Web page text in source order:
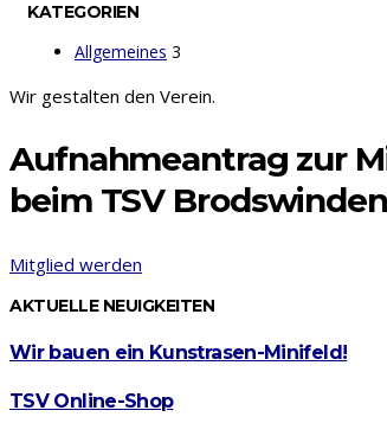
KATEGORIEN
Allgemeines 3
Wir gestalten den Verein.
Aufnahmeantrag zur
beim TSV Brodswinden
Mitglied werden
AKTUELLE NEUIGKEITEN
Wir bauen ein Kunstrasen-Minifeld!
TSV Online-Shop